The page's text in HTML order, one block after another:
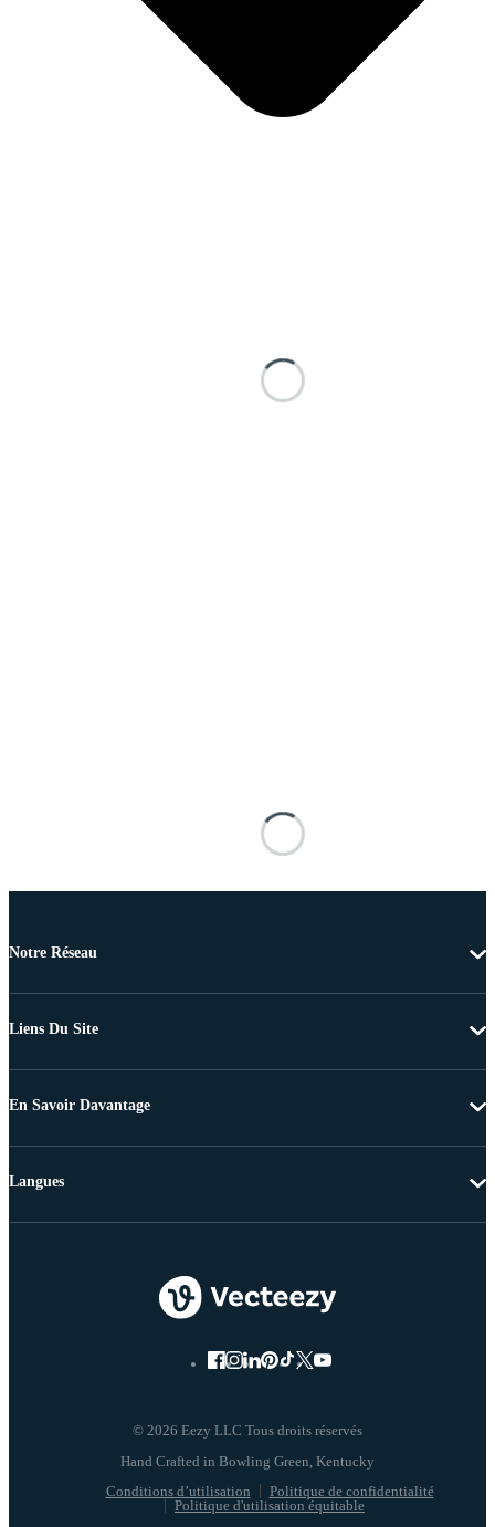
Notre Réseau
Liens Du Site
En Savoir Davantage
© 2026 Eezy LLC Tous droits réservés
Conditions d’utilisation
Politique de confidentialité
Politique d'utilisation équitable
Langues